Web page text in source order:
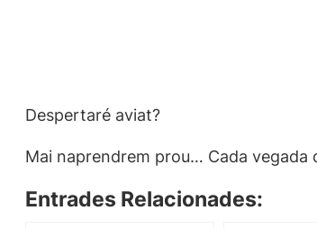
Despertaré aviat?
Mai naprendrem prou… Cada
Entrades Relacionades: